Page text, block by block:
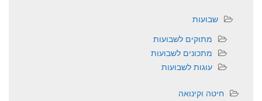
שבועות
מתוקים לשבועות
מתכונים לשבועות
עוגות לשבועות
חיטה וקינואה